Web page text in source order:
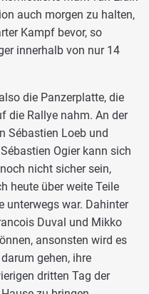
auch morgen zu halten,
Kampf bevor, so
innerhalb von nur 14
die Panzerplatte, die
die Rallye nahm. An der
Sébastien Loeb und
Ogier kann sich
nicht sicher sein,
heute über weite Teile
unterwegs war. Dahinter
Duval und Mikko
ansonsten wird es
gehen, ihre
dritten Tag der